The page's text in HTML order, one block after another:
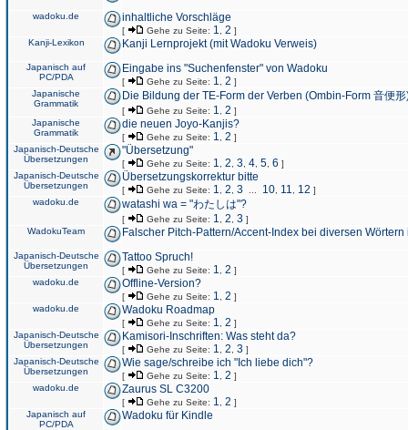
wadoku.de inhaltliche Vorschläge
[ Gehe zu Seite: 1 2 ]
Kanji-Lexikon
Kanji Lernprojekt (mit Wadoku Verweis)
Japanisch auf
PC/PDA
Eingabe ins "Suchenfenster" von Wadoku
[ Gehe zu Seite: 1 2 ]
Japanische
Grammatik
Die Bildung der TE-Form der Verben (Ombin-Form 音便形
[ Gehe zu Seite: 1 2 ]
Japanische
Grammatik
die neuen Joyo-Kanjis?
[ Gehe zu Seite: 1 2 ]
Japanisch-Deutsche
Übersetzungen
"Übersetzung"
[ Gehe zu Seite: 1 2 3 4 5 6 ]
Japanisch-Deutsche
Übersetzungen
Übersetzungskorrektur bitte
[ Gehe zu Seite: 1 2 3 10 11 12 ]
wadoku.de
watashi wa = "わたしは"?
[ Gehe zu Seite: 1 2 3 ]
WadokuTeam
Falscher Pitch-Pattern/Accent-Index bei diversen
Japanisch-Deutsche
Übersetzungen
Tattoo Spruch!
[ Gehe zu Seite: 1 2 ]
wadoku.de
Offline-Version?
[ Gehe zu Seite: 1 2 ]
wadoku.de
Wadoku Roadmap
[ Gehe zu Seite: 1 2 ]
Japanisch-Deutsche
Übersetzungen
Kamisori-Inschriften: Was steht da?
[ Gehe zu Seite: 1 2 3 ]
Japanisch-Deutsche
Übersetzungen
Wie sage/schreibe ich "Ich liebe dich"?
[ Gehe zu Seite: 1 2 ]
wadoku.de
Zaurus SL C3200
[ Gehe zu Seite: 1 2 ]
Japanisch auf
PC/PDA
Wadoku für Kindle